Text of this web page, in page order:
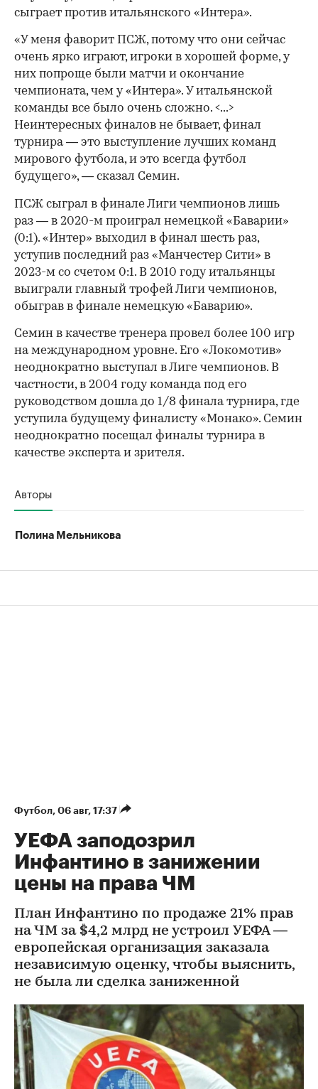
сыграет против итальянского «Интера».
«У меня фаворит ПСЖ, потому что они сейчас
очень ярко играют, игроки в хорошей форме, у
них попроще были матчи и окончание
чемпионата, чем у «Интера». У итальянской
команды все было очень сложно. <...>
Неинтересных финалов не бывает, финал
турнира — это выступление лучших команд
мирового футбола, и это всегда футбол
будущего», — сказал Семин.
00:00
ПСЖ сыграл в финале Лиги чемпионов лишь
раз — в 2020-м проиграл немецкой «Баварии»
(0:1). «Интер» выходил в финал шесть раз,
уступив последний раз «Манчестер Сити» в
2023-м со счетом 0:1. В 2010 году итальянцы
выиграли главный трофей Лиги чемпионов,
обыграв в финале немецкую «Баварию».
Семин в качестве тренера провел более 100 игр
на международном уровне. Его «Локомотив»
неоднократно выступал в Лиге чемпионов. В
частности, в 2004 году команда под его
руководством дошла до 1/8 финала турнира, где
уступила будущему финалисту «Монако». Семин
неоднократно посещал финалы турнира в
качестве эксперта и зрителя.
Авторы
Полина Мельникова
Футбол⁠, 06 авг, 17:37
УЕФА заподозрил
Инфантино в занижении
цены на права ЧМ
План Инфантино по продаже 21% прав
на ЧМ за $4,2 млрд не устроил УЕФА —
европейская организация заказала
независимую оценку, чтобы выяснить,
не была ли сделка заниженной